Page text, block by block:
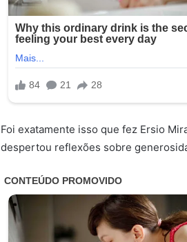
Foi exatamente isso que fez Ersio
despertou reflexões sobre